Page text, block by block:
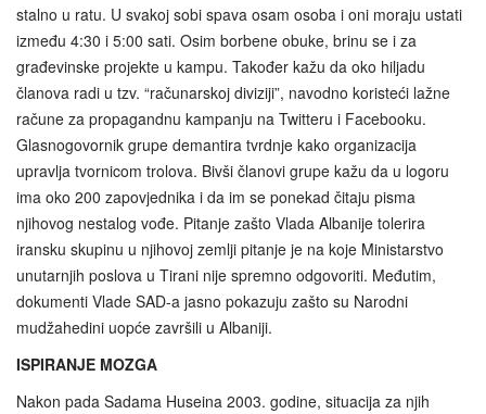
stalno u ratu. U svakoj sobi spava osam osoba i oni moraju ustati
između 4:30 i 5:00 sati. Osim borbene obuke, brinu se i za
građevinske projekte u kampu. Također kažu da oko hiljadu
članova radi u tzv. “računarskoj diviziji”, navodno koristeći lažne
račune za propagandnu kampanju na Twitteru i Facebooku.
Glasnogovornik grupe demantira tvrdnje kako organizacija
upravlja tvornicom trolova. Bivši članovi grupe kažu da u logoru
ima oko 200 zapovjednika i da im se ponekad čitaju pisma
njihovog nestalog vođe. Pitanje zašto Vlada Albanije tolerira
iransku skupinu u njihovoj zemlji pitanje je na koje Ministarstvo
unutarnjih poslova u Tirani nije spremno odgovoriti. Međutim,
dokumenti Vlade SAD-a jasno pokazuju zašto su Narodni
mudžahedini uopće završili u Albaniji.
ISPIRANJE MOZGA
Nakon pada Sadama Huseina 2003. godine, situacija za njih